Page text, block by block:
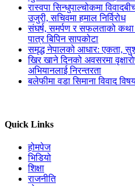
रास्वपा सिन्धुपाल्चोकमा
उजुरी, सचिवमा हमाल निर्विरोध
संघर्ष, समर्पण र सफलताको कथा
पात्र बिपिन सापकोटा
समृद्ध नेपालको आधार: एकता,
खिर खाने दिनको अवसरमा
अभियानलाई निरन्तरता
बलेफीमा वडा सिमाना विवाद
Quick Links
होमपेज
भिडियो
शिक्षा
राजनीति